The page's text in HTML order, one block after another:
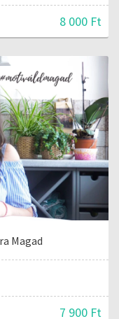
8 000 Ft
Magad
7 900 Ft